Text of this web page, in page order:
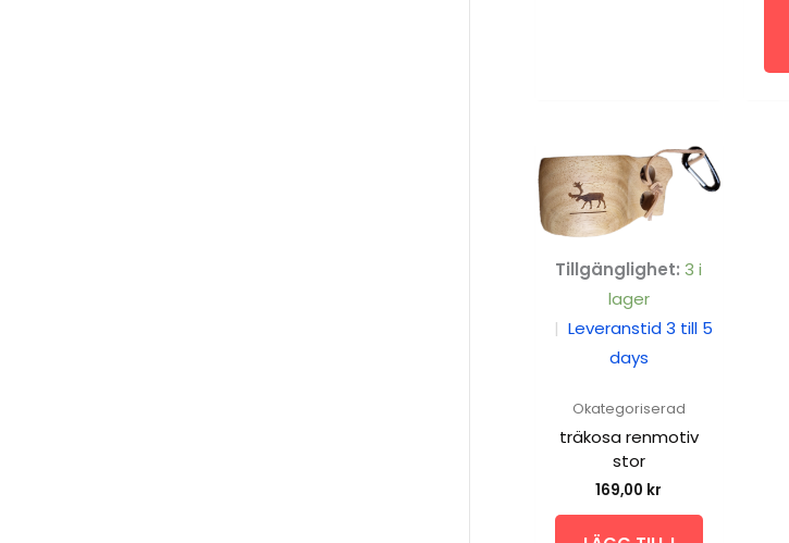
Tillgänglighet: 3 i
lager
| Leveranstid 3 till 5
days
Okategoriserad
träkosa renmotiv
stor
169,00 kr